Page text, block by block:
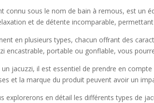
connu sous le nom de bain à remous, est un
et de détente incomparable,
en plusieurs types, chacun offrant des
encastrable, portable ou gonflable, vous
un jacuzzi, il est essentiel de prendre en
et la marque du produit peuvent avoir un
explorerons en détail les différents types de